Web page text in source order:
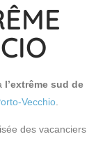
l’extrême sud de
Vecchio
des vacanciers